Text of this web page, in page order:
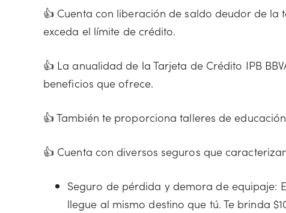
👍 Cuenta con liberación de saldo deudor de
exceda el límite de crédito.
👍 La anualidad de la Tarjeta de Crédito IPB
beneficios que ofrece.
👍 También te proporciona talleres de
👍 Cuenta con diversos seguros que
Seguro de pérdida y demora de equipaje:
llegue al mismo destino que tú. Te brinda